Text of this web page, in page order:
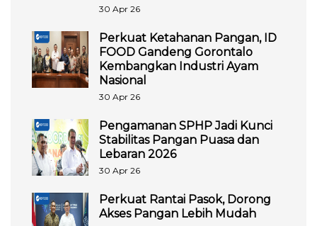
30 Apr 26
Perkuat Ketahanan Pangan, ID
FOOD Gandeng Gorontalo
Kembangkan Industri Ayam
Nasional
30 Apr 26
Pengamanan SPHP Jadi Kunci
Stabilitas Pangan Puasa dan
Lebaran 2026
30 Apr 26
Perkuat Rantai Pasok, Dorong
Akses Pangan Lebih Mudah